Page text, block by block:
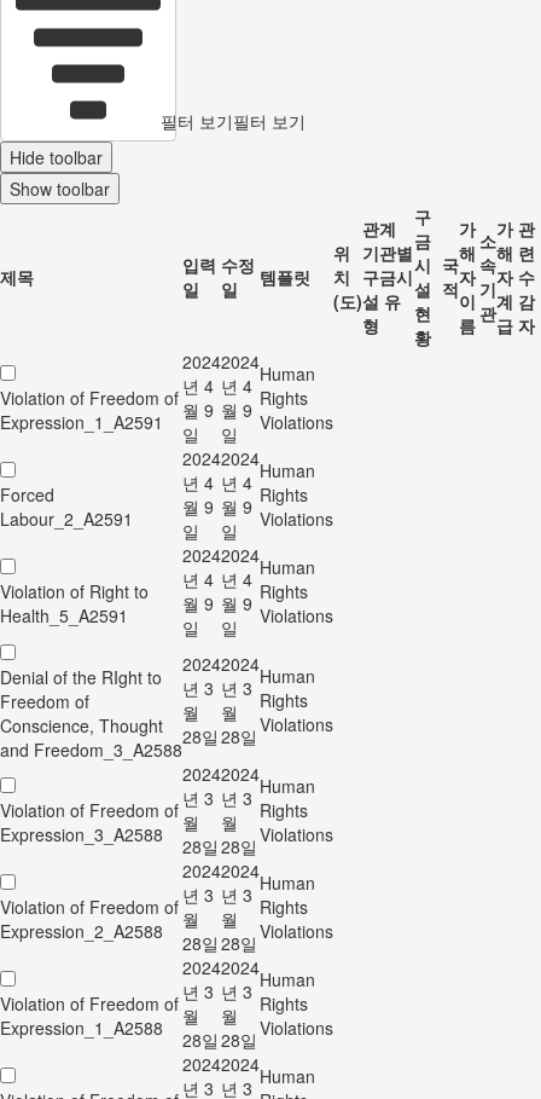
필터 보기필터 보기
Hide toolbar
Show toolbar
제목
입력
일
수정
일
템플릿
위
치
(도)
관계
기관별
구금시
설 유
형
구
금
시
설
현
황
국
적
가
해
자
이
름
소
속
기
관
가
해
자
계
급
관
련
수
감
자
Violation of Freedom of
Expression_1_A2591
2024
년 4
월 9
일
2024
년 4
월 9
일
Human
Rights
Violations
Forced
Labour_2_A2591
2024
년 4
월 9
일
2024
년 4
월 9
일
Human
Rights
Violations
Violation of Right to
Health_5_A2591
2024
년 4
월 9
일
2024
년 4
월 9
일
Human
Rights
Violations
Denial of the RIght to
Freedom of
Conscience, Thought
and Freedom_3_A2588
2024
년 3
월
28일
2024
년 3
월
28일
Human
Rights
Violations
Violation of Freedom of
Expression_3_A2588
2024
년 3
월
28일
2024
년 3
월
28일
Human
Rights
Violations
Violation of Freedom of
Expression_2_A2588
2024
년 3
월
28일
2024
년 3
월
28일
Human
Rights
Violations
Violation of Freedom of
Expression_1_A2588
2024
년 3
월
28일
2024
년 3
월
28일
Human
Rights
Violations
2024
년 3
2024
년 3 Human